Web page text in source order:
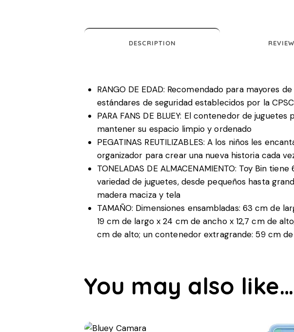
DESCRIPTION
RANGO DE EDAD: Recomendado para mayores
estándares de seguridad establecidos por la CPSC
PARA FANS DE BLUEY: El contenedor de
mantener su espacio limpio y ordenado
PEGATINAS REUTILIZABLES: A los niños les
organizador para crear una nueva historia cada
TONELADAS DE ALMACENAMIENTO: Toy Bin
variedad de juguetes, desde pequeños hasta
madera maciza y tela
TAMAÑO: Dimensiones ensambladas: 63 cm de
19 cm de largo x 24 cm de ancho x 12,7 cm de
cm de alto; un contenedor extragrande: 59 cm
You may also like…